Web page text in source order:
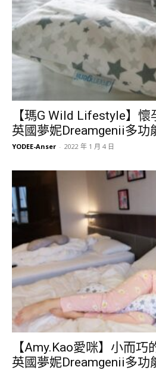
【瑪G Wild Lifestyle】
英國夢妮Dreamgenii多功
YODEE-Anser - 2022 年 1 月 4 日
【Amy.Kao愛咪】小而
英國夢妮Dreamgenii多功